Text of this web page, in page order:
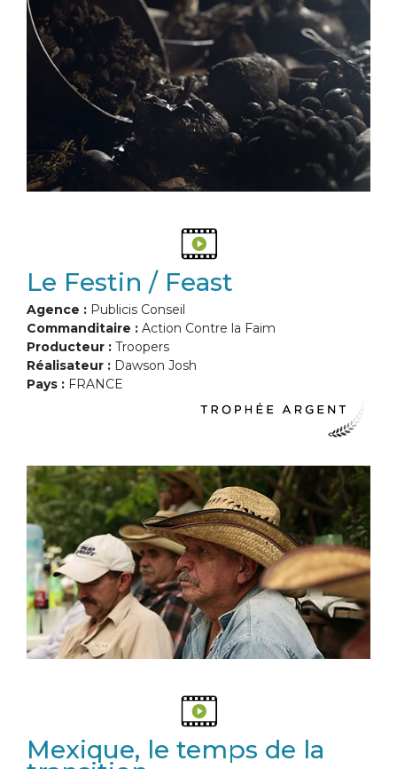
Le Festin / Feast
Agence : Publicis Conseil
Commanditaire : Action Contre la Faim
Producteur : Troopers
Réalisateur : Dawson Josh
Pays : FRANCE
Mexique, le temps de la